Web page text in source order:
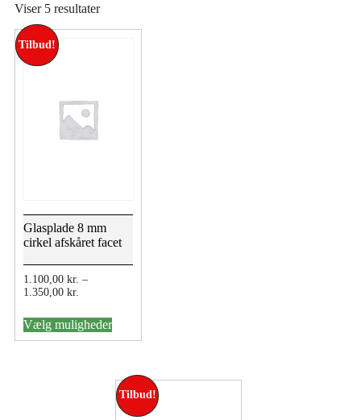
Viser 5 resultater
Tilbud!
Glasplade 8 mm
cirkel afskåret facet
1.100,00 kr. –
1.350,00 kr.
til
1.350,00 kr.
Vælg mulighedervare
har
Mulighederne
kan
vælges
Tilbud!